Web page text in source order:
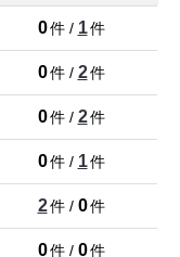
ました。詳しくはお
0件 / 1件
0件 / 2件
0件 / 2件
0件 / 1件
2件 / 0件
0件 / 0件